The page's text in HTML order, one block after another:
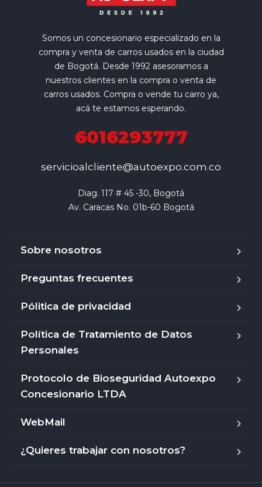
Somos un concesionario especializado en la
compra y venta de carros usados en la ciudad
de Bogotá. Desde 1992 asesoramos a
nuestros clientes en la compra o venta de
carros usados. Compra o vende tu carro ya,
acá te estamos esperando.
6016293777
servicioalcliente@autoexpo.com.co
Diag. 117 # 45 -30, Bogotá
Av. Caracas No. 01b-60 Bogotá
Sobre nosotros
Preguntas frecuentes
Pólitica de privacidad
Política de Tratamiento de Datos
Personales
Protocolo de Bioseguridad Autoexpo
Concesionario LTDA
WebMail
¿Quieres trabajar con nosotros?